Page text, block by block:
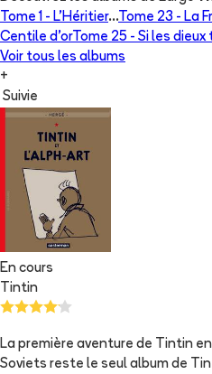
Tome 1 - L'Héritier...Tome 23 - La
Centile d'orTome 25 - Si les
Voir tous les albums
+
Suivie
En cours
Tintin
La première aventure de Tintin
Soviets reste le seul album de